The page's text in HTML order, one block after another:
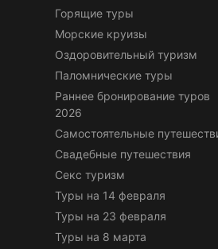
Горящие туры
Морские круизы
Оздоровительный туризм
Паломнические туры
Раннее бронирование туров
2026
Самостоятельные
Свадебные путешествия
Секс туризм
Туры на 14 февраля
Туры на 23 февраля
Туры на 8 марта